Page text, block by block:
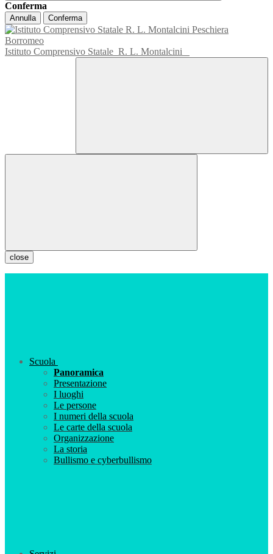
Conferma
Annulla Conferma
Istituto Comprensivo Statale R. L. Montalcini
close
Scuola
Panoramica
Presentazione
I luoghi
Le persone
I numeri della scuola
Le carte della scuola
Organizzazione
La storia
Bullismo e cyberbullismo